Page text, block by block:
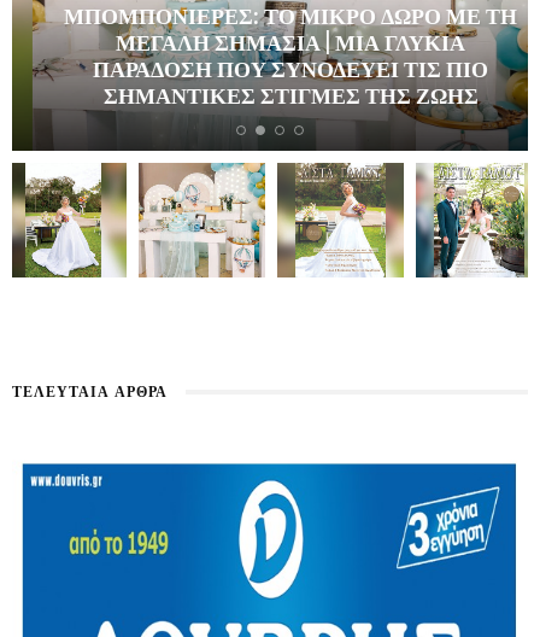
ΜΠΟΜΠΟΝΙΈΡΕΣ: ΤΟ ΜΙΚΡΌ ΔΏΡΟ ΜΕ ΤΗ
ΜΕΓΆΛΗ ΣΗΜΑΣΊΑ | ΜΙΑ ΓΛΥΚΙΆ
ΠΑΡΆΔΟΣΗ ΠΟΥ ΣΥΝΟΔΕΎΕΙ ΤΙΣ ΠΙΟ
ΣΗΜΑΝΤΙΚΈΣ ΣΤΙΓΜΈΣ ΤΗΣ ΖΩΉΣ
ΤΕΛΕΥΤΑΊΑ ΆΡΘΡΑ